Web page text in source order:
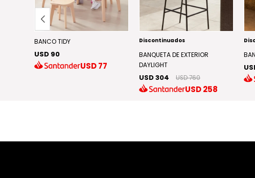
BANCO TIDY
USD 90
USD77
Discontinuados
BANQUETA DE EXTERIOR
DAYLIGHT
USD 304 USD 760
USD258